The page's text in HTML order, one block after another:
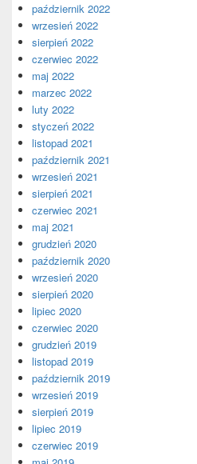
październik 2022
wrzesień 2022
sierpień 2022
czerwiec 2022
maj 2022
marzec 2022
luty 2022
styczeń 2022
listopad 2021
październik 2021
wrzesień 2021
sierpień 2021
czerwiec 2021
maj 2021
grudzień 2020
październik 2020
wrzesień 2020
sierpień 2020
lipiec 2020
czerwiec 2020
grudzień 2019
listopad 2019
październik 2019
wrzesień 2019
sierpień 2019
lipiec 2019
czerwiec 2019